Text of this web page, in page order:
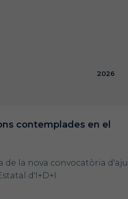
2026
contemplades en el
la nova convocatòria
d'I+D+I.